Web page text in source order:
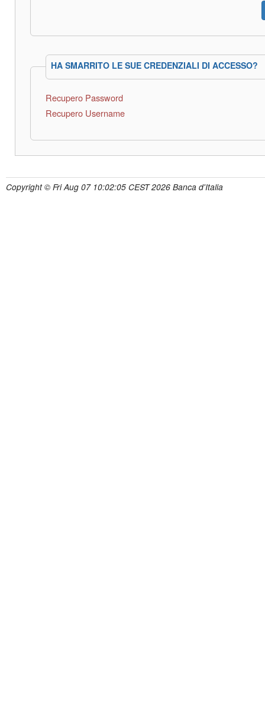
HA SMARRITO LE SUE CREDENZIALI DI ACCESSO?
Recupero Password
Recupero Username
Copyright © Fri Aug 07 10:02:05 CEST 2026 Banca d'Italia